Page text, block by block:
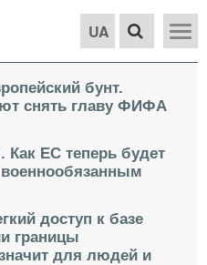
UA
бунт.
снять главу ФИФА
Как ЕС теперь будет
доступ к базе
границы
для людей и